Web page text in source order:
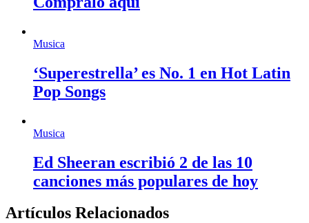
Musica
‘Superestrella’ es No. 1 en Hot Latin
Pop Songs
Musica
Ed Sheeran escribió 2 de las 10
canciones más populares de hoy
Artículos Relacionados